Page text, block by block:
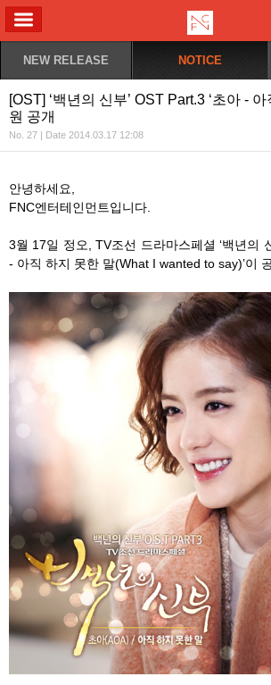
NEW RELEASE NOTICE
[OST] ‘백년의 신부’ OST Part.3 ‘초아 -
원 공개
No. 27 | Date 2014.03.17 12:08
안녕하세요,
FNC엔터테인먼트입니다.
3월 17일 정오, TV조선 드라마스페셜 ‘백년의
- 아직 하지 못한 말(What I wanted to say)’이